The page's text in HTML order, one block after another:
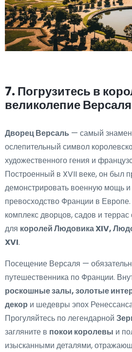
7. Погрузитесь в
великолепие Версаля
Дворец Версаль — самый
ослепительный символ
художественного гения и
Построенный в XVII веке, он был
демонстрировать военную мощь и
превосходство Франции в
комплекс дворцов, садов и
для королей Людовика XIV,
XVI.
Посещение Версаля —
путешественника по Франции.
роскошные залы, золотые
декор и шедевры эпох
Прогуляйтесь по легендарной
загляните в покои королевы и
изысканными деталями,